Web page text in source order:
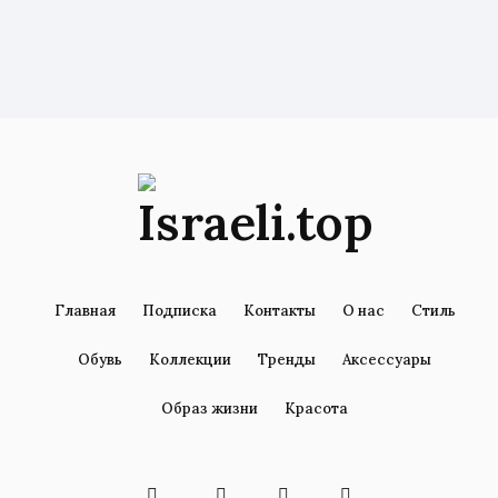
Главная Подписка Контакты О нас Стиль
Обувь Коллекции Тренды Аксессуары
Образ жизни Красота